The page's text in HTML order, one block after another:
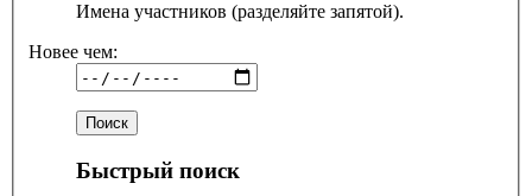
Имена участников (разделяйте запятой).
Новее чем:
Быстрый поиск